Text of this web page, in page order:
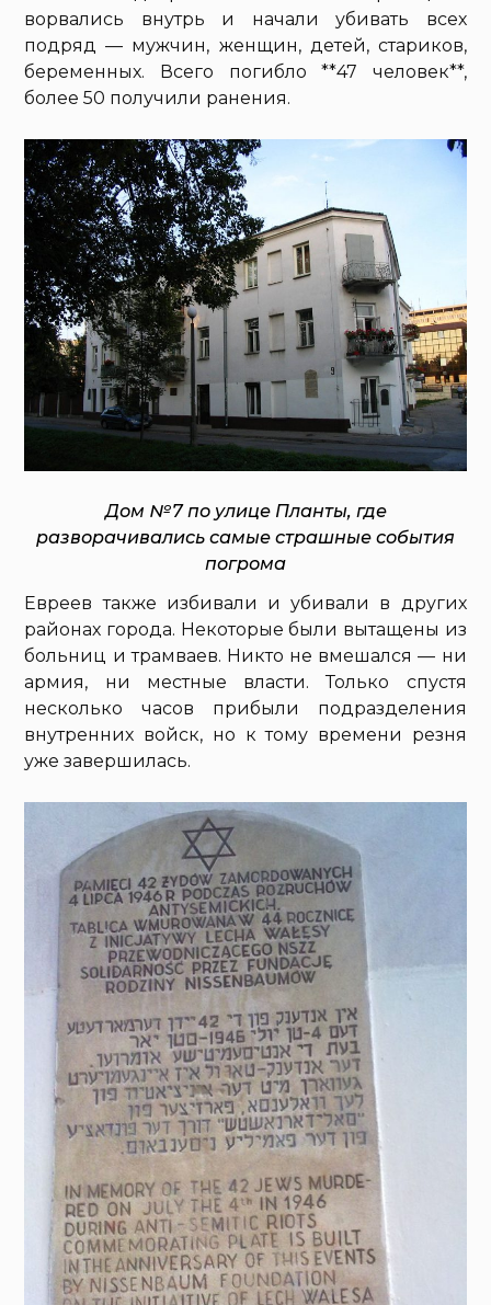
ворвались внутрь и начали убивать всех
подряд — мужчин, женщин, детей, стариков,
беременных. Всего погибло **47 человек**,
более 50 получили ранения.
Дом № 7 по улице Планты, где
разворачивались самые страшные события
погрома
Евреев также избивали и убивали в других
районах города. Некоторые были вытащены из
больниц и трамваев. Никто не вмешался — ни
армия, ни местные власти. Только спустя
несколько часов прибыли подразделения
внутренних войск, но к тому времени резня
уже завершилась.